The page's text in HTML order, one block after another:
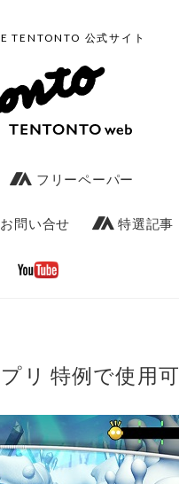
TENTONTO 公式サイト
フリーペーパー
お問い合せ 特選記事
リ 特例で使用